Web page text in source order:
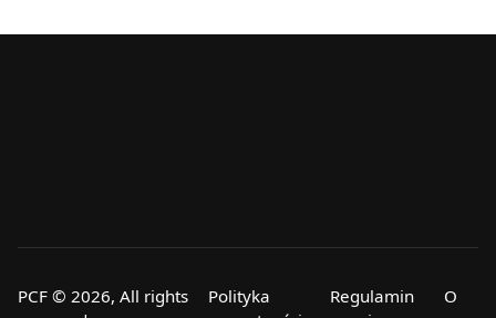
PCF © 2026, All rights
Polityka
Regulamin
O